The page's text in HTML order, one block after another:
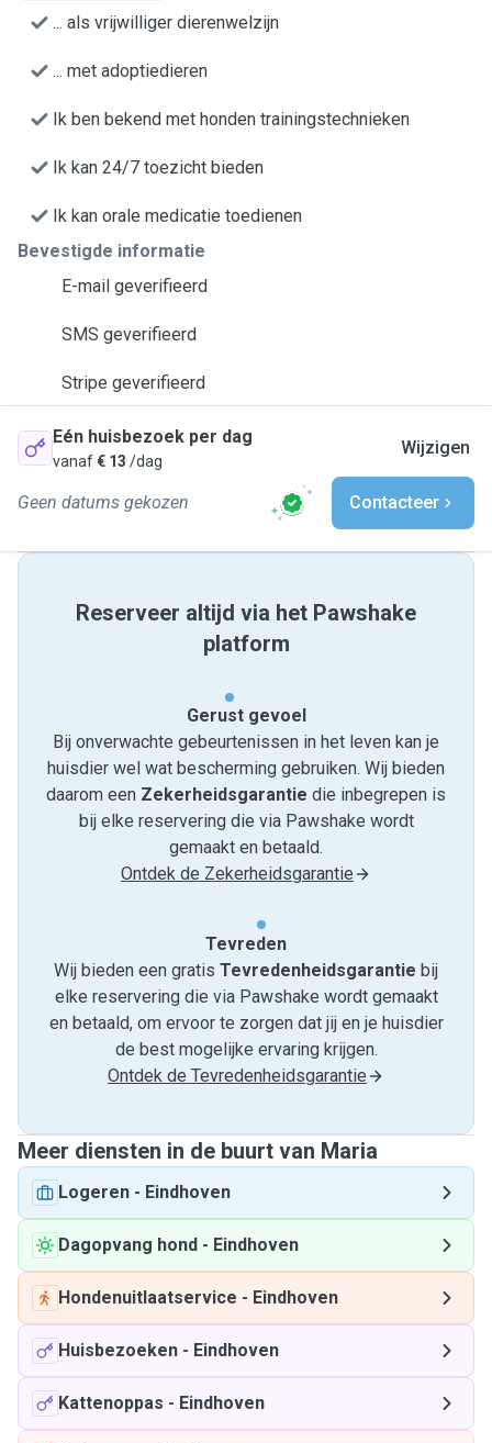
... als vrijwilliger dierenwelzijn
... met adoptiedieren
Ik ben bekend met honden trainingstechnieken
Ik kan 24/7 toezicht bieden
Ik kan orale medicatie toedienen
Bevestigde informatie
E-mail geverifieerd
SMS geverifieerd
Stripe geverifieerd
Eén huisbezoek per dag
vanaf€ 13 /dag
Wijzigen
Geen datums gekozen Contacteer
Reserveer altijd via het Pawshake
platform
Gerust gevoel
Bij onverwachte gebeurtenissen in het leven kan je
huisdier wel wat bescherming gebruiken. Wij bieden
daarom een Zekerheidsgarantie die inbegrepen is
bij elke reservering die via Pawshake wordt
gemaakt en betaald.
Ontdek de Zekerheidsgarantie
Tevreden
Wij bieden een gratis Tevredenheids­garantie bij
elke reservering die via Pawshake wordt gemaakt
en betaald, om ervoor te zorgen dat jij en je huisdier
de best mogelijke ervaring krijgen.
Ontdek de Tevredenheidsgarantie
Meer diensten in de buurt van Maria
Logeren - Eindhoven
Dagopvang hond - Eindhoven
Hondenuitlaatservice - Eindhoven
Huisbezoeken - Eindhoven
Kattenoppas - Eindhoven